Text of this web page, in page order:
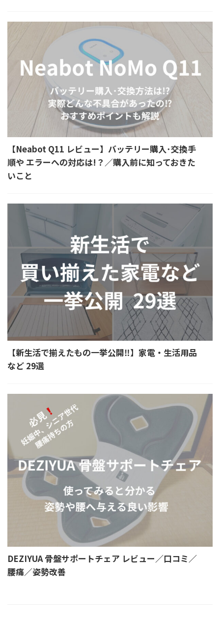
【Neabot Q11 レビュー】バッテリー購入･交換手
順や エラーへの対応は!？／購入前に知っておきた
いこと
【新生活で揃えたもの一挙公開‼︎】家電・生活用品
など 29選
DEZIYUA 骨盤サポートチェア レビュー／口コミ／
腰痛／姿勢改善